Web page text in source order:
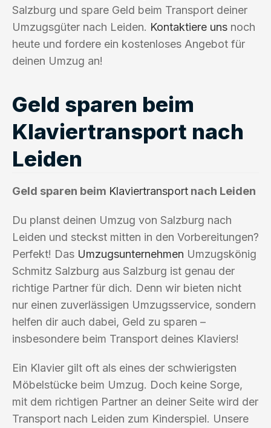
Salzburg und spare Geld beim Transport deiner
Umzugsgüter nach Leiden. Kontaktiere uns noch
heute und fordere ein kostenloses Angebot für
deinen Umzug an!
Geld sparen beim
Klaviertransport nach
Leiden
Geld sparen beim Klaviertransport nach Leiden
Du planst deinen Umzug von Salzburg nach
Leiden und steckst mitten in den Vorbereitungen?
Perfekt! Das Umzugsunternehmen Umzugskönig
Schmitz Salzburg aus Salzburg ist genau der
richtige Partner für dich. Denn wir bieten nicht
nur einen zuverlässigen Umzugsservice, sondern
helfen dir auch dabei, Geld zu sparen –
insbesondere beim Transport deines Klaviers!
Ein Klavier gilt oft als eines der schwierigsten
Möbelstücke beim Umzug. Doch keine Sorge,
mit dem richtigen Partner an deiner Seite wird der
Transport nach Leiden zum Kinderspiel. Unsere